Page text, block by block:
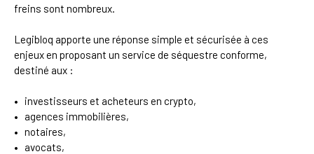
freins sont nombreux.
Legibloq apporte une réponse simple et sécurisée à ces
enjeux en proposant un service de séquestre conforme,
destiné aux :
investisseurs et acheteurs en crypto,
agences immobilières,
notaires,
avocats,